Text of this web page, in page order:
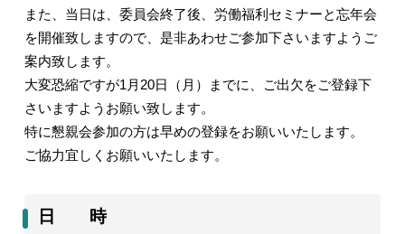
また、当日は、委員会終了後、労働福利セミナーと忘年会
を開催致しますので、是非あわせご参加下さいますようご
案内致します。
大変恐縮ですが1月20日（月）までに、ご出欠をご登録下
さいますようお願い致します。
特に懇親会参加の方は早めの登録をお願いいたします。
ご協力宜しくお願いいたします。
日 時